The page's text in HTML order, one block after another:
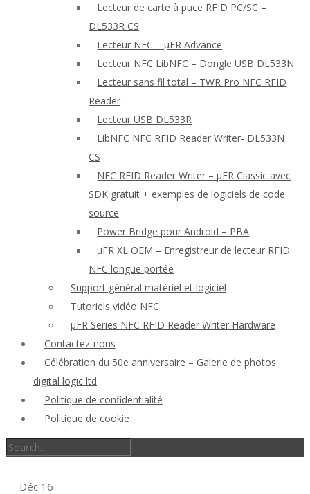
Lecteur de carte à puce RFID PC/SC –
DL533R CS
Lecteur NFC – μFR Advance
Lecteur NFC LibNFC – Dongle USB DL533N
Lecteur sans fil total – TWR Pro NFC RFID
Reader
Lecteur USB DL533R
LibNFC NFC RFID Reader Writer- DL533N
CS
NFC RFID Reader Writer – μFR Classic avec
SDK gratuit + exemples de logiciels de code
source
Power Bridge pour Android – PBA
μFR XL OEM – Enregistreur de lecteur RFID
NFC longue portée
Support général matériel et logiciel
Tutoriels vidéo NFC
μFR Series NFC RFID Reader Writer Hardware
Contactez-nous
Célébration du 50e anniversaire – Galerie de photos
digital logic ltd
Politique de confidentialité
Politique de cookie
Déc 16